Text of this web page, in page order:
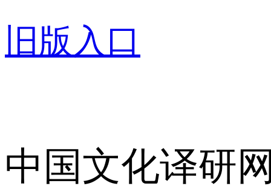
旧版入口
中国文化译研